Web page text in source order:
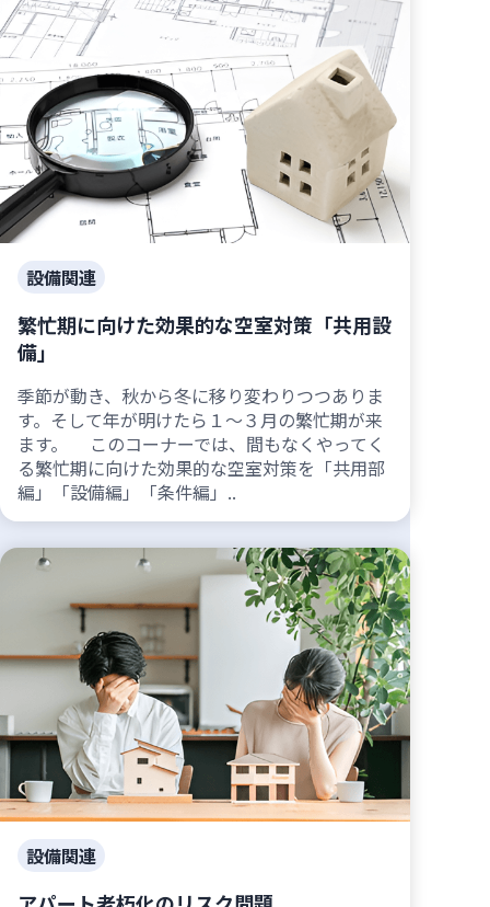
設備関連
繁忙期に向けた効果的な空室対策「共用設
備」
季節が動き、秋から冬に移り変わりつつありま
す。そして年が明けたら１～３月の繁忙期が来
ます。 このコーナーでは、間もなくやってく
る繁忙期に向けた効果的な空室対策を「共用部
編」「設備編」「条件編」..
設備関連